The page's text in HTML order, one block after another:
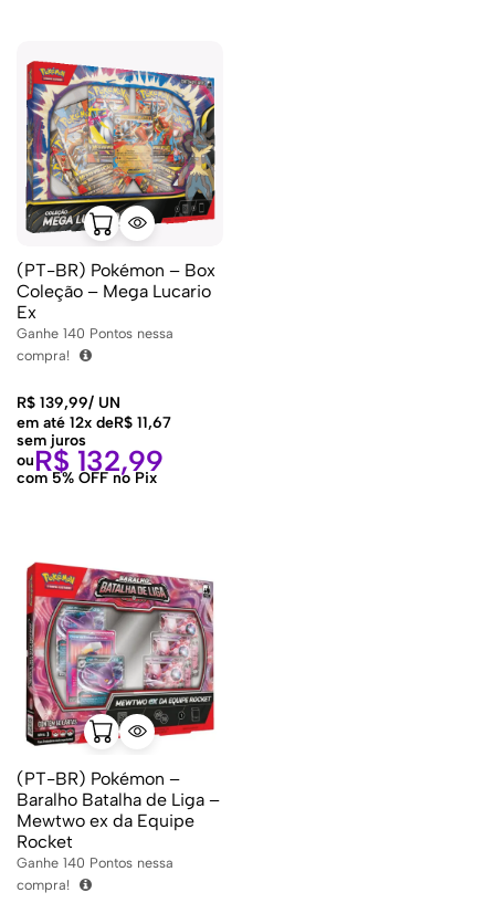
(PT-BR) Pokémon – Box
Coleção – Mega Lucario
Ex
Ganhe 140 Pontos nessa
compra!
R$ 139,99/ UN
em até 12x deR$ 11,67
sem juros
ouR$ 132,99
com 5% OFF no Pix
(PT-BR) Pokémon –
Baralho Batalha de Liga –
Mewtwo ex da Equipe
Rocket
Ganhe 140 Pontos nessa
compra!